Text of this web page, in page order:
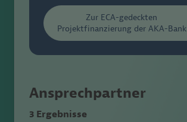
Zur ECA-gedeckten
Projektfinanzierung der AKA-Bank
Ansprechpartner
3 Ergebnisse